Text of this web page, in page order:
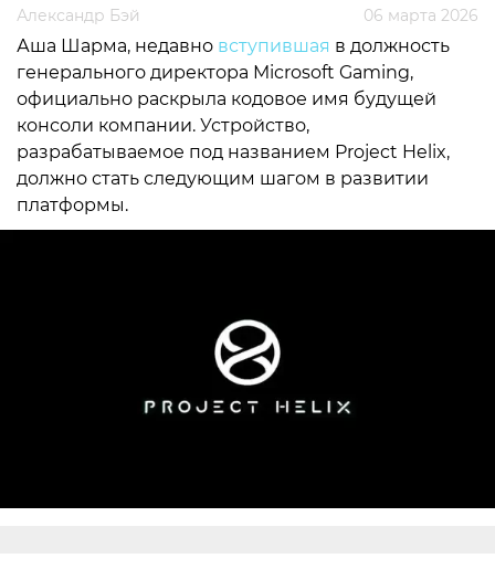
Александр Бэй 06 марта 2026
Аша Шарма, недавно вступившая в должность
генерального директора Microsoft Gaming,
официально раскрыла кодовое имя будущей
консоли компании. Устройство,
разрабатываемое под названием Project Helix,
должно стать следующим шагом в развитии
платформы.